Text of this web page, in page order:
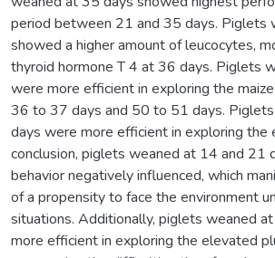
period between 21 and 35 days. Piglets
showed a higher amount of leucocytes,
thyroid hormone T 4 at 36 days. Piglets
were more efficient in exploring the
36 to 37 days and 50 to 51 days.
days were more efficient in exploring the
conclusion, piglets weaned at 14 and 21
behavior negatively influenced, which
of a propensity to face the environment
situations. Additionally, piglets weaned
more efficient in exploring the elevated